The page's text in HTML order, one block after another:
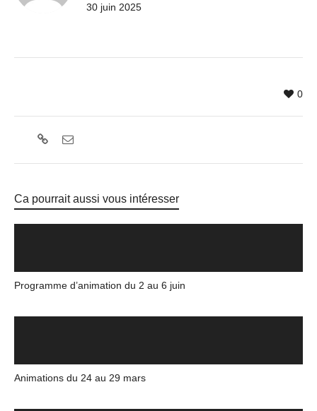
30 juin 2025
0
Ca pourrait aussi vous intéresser
Programme d’animation du 2 au 6 juin
Animations du 24 au 29 mars